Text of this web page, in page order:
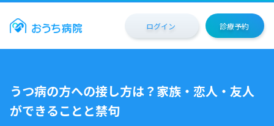
ログイン 診療予約
うつ病の方への接し方は？家族・恋人・友人
ができることと禁句